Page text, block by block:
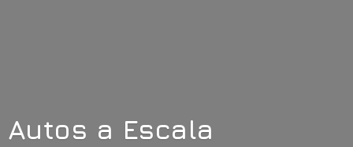
Autos a Escala